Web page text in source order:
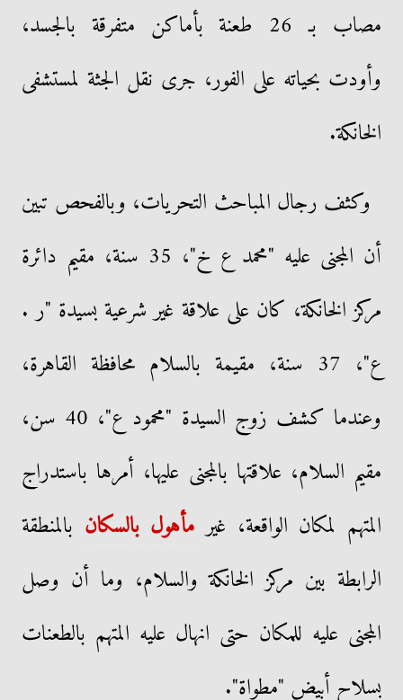
مصاب بـ 26 طعنة بأماكن متفرقة بالجسد،
وأودت بحياته على الفور، جرى نقل الجثة لمستشفى
الخانكة.
وكثف رجال المباحث التحريات، وبالفحص تبين
أن المجنى عليه "محمد ع خ"، 35 سنة، مقيم دائرة
مركز الخانكة، كان على علاقة غير شرعية بسيدة "ر .
ع"، 37 سنة، مقيمة بالسلام محافظة القاهرة،
وعندما كشف زوج السيدة "محمود ع"، 40 سن،
مقيم السلام، علاقتها بالمجنى عليها، أمرها باستدراج
المتهم لمكان الواقعة، غير مأهول بالسكان بالمنطقة
الرابطة بين مركز الخانكة والسلام، وما أن وصل
المجنى عليه للمكان حتى انهال عليه المتهم بالطعنات
بسلاح أبيض "مطواة".